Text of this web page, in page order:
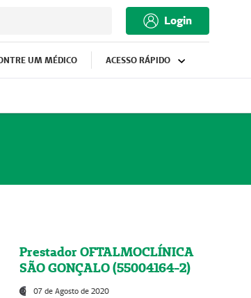
Login
UM MÉDICO ACESSO RÁPIDO
Prestador OFTALMOCLÍNICA
SÃO GONÇALO (55004164-2)
07 de Agosto de 2020